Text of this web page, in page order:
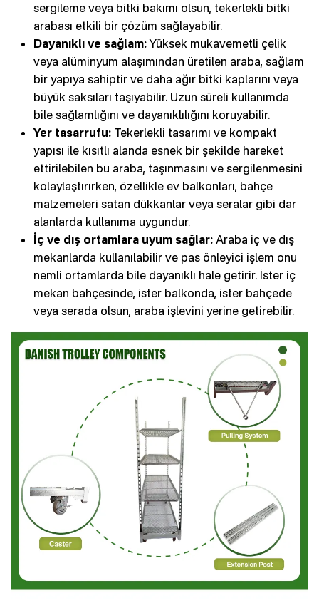
sergileme veya bitki bakımı olsun, tekerlekli bitki
arabası etkili bir çözüm sağlayabilir.
Dayanıklı ve sağlam:Yüksek mukavemetli çelik
veya alüminyum alaşımından üretilen araba, sağlam
bir yapıya sahiptir ve daha ağır bitki kaplarını veya
büyük saksıları taşıyabilir. Uzun süreli kullanımda
bile sağlamlığını ve dayanıklılığını koruyabilir.
Yer tasarrufu: Tekerlekli tasarımı ve kompakt
yapısı ile kısıtlı alanda esnek bir şekilde hareket
ettirilebilen bu araba, taşınmasını ve sergilenmesini
kolaylaştırırken, özellikle ev balkonları, bahçe
malzemeleri satan dükkanlar veya seralar gibi dar
alanlarda kullanıma uygundur.
İç ve dış ortamlara uyum sağlar: Araba iç ve dış
mekanlarda kullanılabilir ve pas önleyici işlem onu
nemli ortamlarda bile dayanıklı hale getirir. İster iç
mekan bahçesinde, ister balkonda, ister bahçede
veya serada olsun, araba işlevini yerine getirebilir.